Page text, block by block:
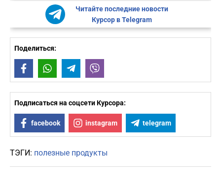
Читайте последние новости
Курсор в Telegram
Поделиться:
FacebookWhatsAppTelegram
Подписаться на соцсети Курсора:
facebook instagram telegram
ТЭГИ: полезные продукты